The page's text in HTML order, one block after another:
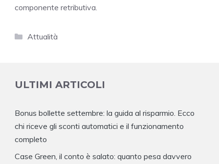
componente retributiva.
Categorie
Attualità
ULTIMI ARTICOLI
Bonus bollette settembre: la guida al risparmio. Ecco
chi riceve gli sconti automatici e il funzionamento
completo
Case Green, il conto è salato: quanto pesa davvero